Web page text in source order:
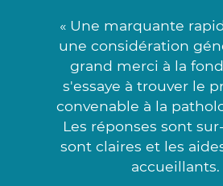
« Une marquante
une considération
grand merci à la
s'essaye à trouver le
convenable à la
Les réponses sont
sont claires et les
accueillants.